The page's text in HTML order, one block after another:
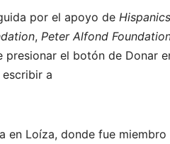
por el apoyo de Hispanics
, Peter Alfond
presionar el botón de Donar
a
en Loíza, donde fue miembro